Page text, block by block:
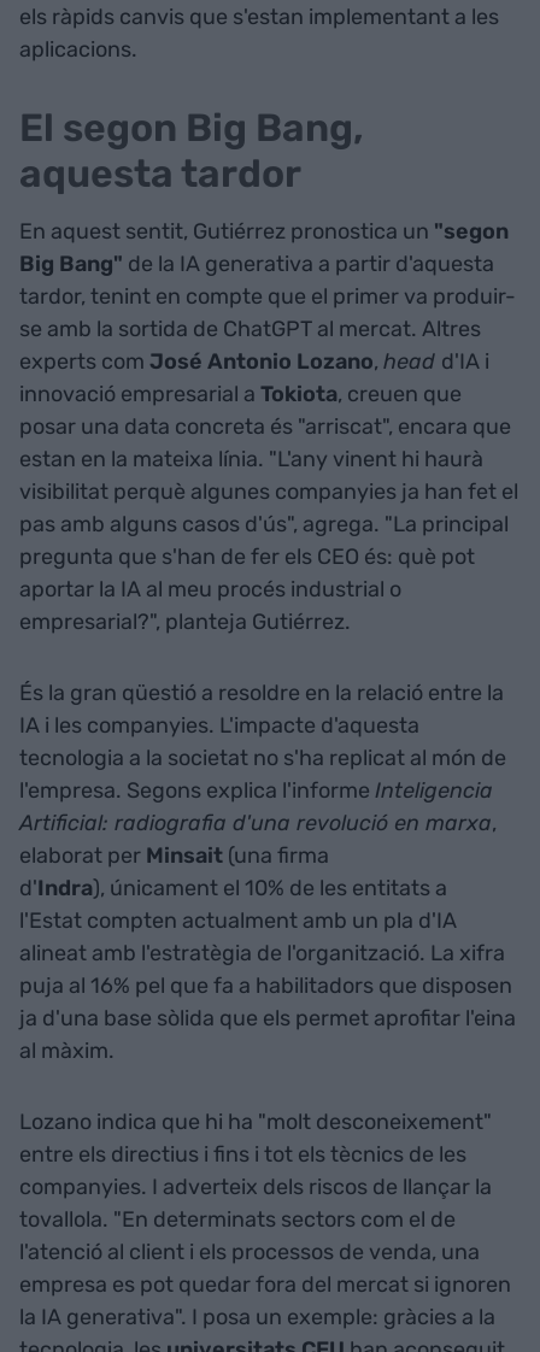
els ràpids canvis que s'estan implementant a les
aplicacions.
El segon Big Bang,
aquesta tardor
En aquest sentit, Gutiérrez pronostica un "segon
Big Bang" de la IA generativa a partir d'aquesta
tardor, tenint en compte que el primer va produir-
se amb la sortida de ChatGPT al mercat. Altres
experts com José Antonio Lozano, head d'IA i
innovació empresarial a Tokiota, creuen que
posar una data concreta és "arriscat", encara que
estan en la mateixa línia. "L'any vinent hi haurà
visibilitat perquè algunes companyies ja han fet el
pas amb alguns casos d'ús", agrega. "La principal
pregunta que s'han de fer els CEO és: què pot
aportar la IA al meu procés industrial o
empresarial?", planteja Gutiérrez.
És la gran qüestió a resoldre en la relació entre la
IA i les companyies. L'impacte d'aquesta
tecnologia a la societat no s'ha replicat al món de
l'empresa. Segons explica l'informe Inteligencia
Artificial: radiografia d'una revolució en marxa,
elaborat per Minsait (una firma
d'Indra), únicament el 10% de les entitats a
l'Estat compten actualment amb un pla d'IA
alineat amb l'estratègia de l'organització. La xifra
puja al 16% pel que fa a habilitadors que disposen
ja d'una base sòlida que els permet aprofitar l'eina
al màxim.
Lozano indica que hi ha "molt desconeixement"
entre els directius i fins i tot els tècnics de les
companyies. I adverteix dels riscos de llançar la
tovallola. "En determinats sectors com el de
l'atenció al client i els processos de venda, una
empresa es pot quedar fora del mercat si ignoren
la IA generativa". I posa un exemple: gràcies a la